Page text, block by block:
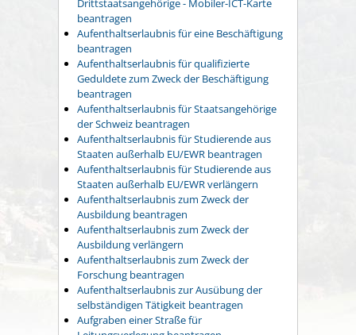
beantragen
Aufenthaltserlaubnis für eine Beschäftigung
beantragen
Aufenthaltserlaubnis für qualifizierte
Geduldete zum Zweck der Beschäftigung
beantragen
Aufenthaltserlaubnis für Staatsangehörige
der Schweiz beantragen
Aufenthaltserlaubnis für Studierende aus
Staaten außerhalb EU/EWR beantragen
Aufenthaltserlaubnis für Studierende aus
Staaten außerhalb EU/EWR verlängern
Aufenthaltserlaubnis zum Zweck der
Ausbildung beantragen
Aufenthaltserlaubnis zum Zweck der
Ausbildung verlängern
Aufenthaltserlaubnis zum Zweck der
Forschung beantragen
Aufenthaltserlaubnis zur Ausübung der
selbständigen Tätigkeit beantragen
Aufgraben einer Straße für